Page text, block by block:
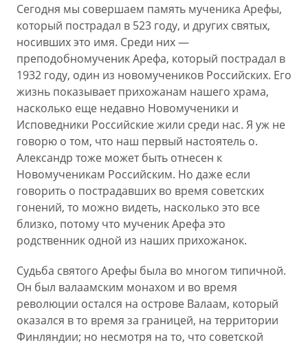
Сегодня мы совершаем память мученика Арефы,
который пострадал в 523 году, и других святых,
носивших это имя. Среди них —
преподобномученик Арефа, который пострадал в
1932 году, один из новомучеников Российских. Его
жизнь показывает прихожанам нашего храма,
насколько еще недавно Новомученики и
Исповедники Российские жили среди нас. Я уж не
говорю о том, что наш первый настоятель о.
Александр тоже может быть отнесен к
Новомученикам Российским. Но даже если
говорить о пострадавших во время советских
гонений, то можно видеть, насколько это все
близко, потому что мученик Арефа это
родственник одной из наших прихожанок.
Судьба святого Арефы была во многом типичной.
Он был валаамским монахом и во время
революции остался на острове Валаам, который
оказался в то время за границей, на территории
Финляндии; но несмотря на то, что советской